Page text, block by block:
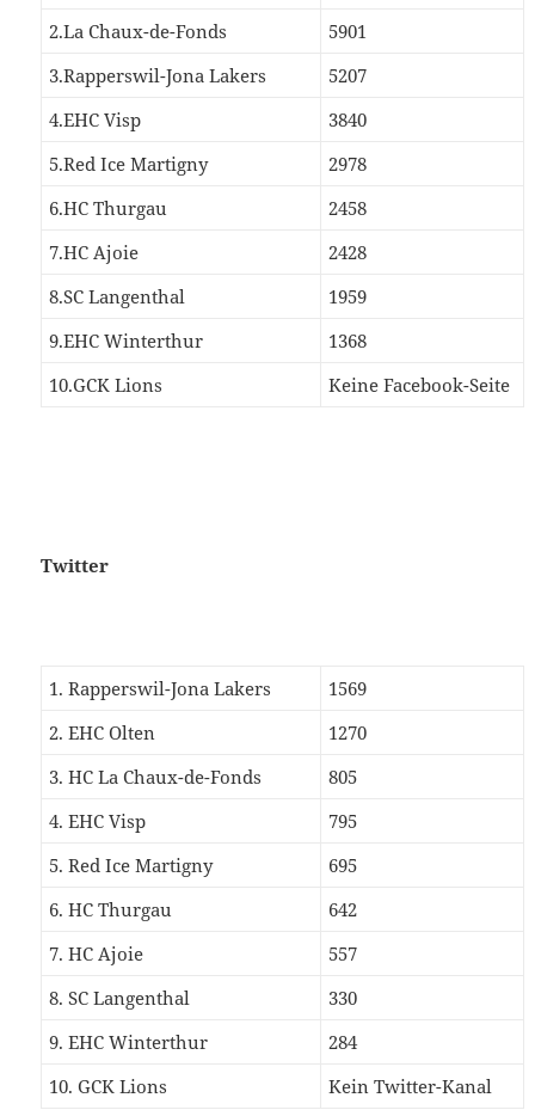
2.La Chaux-de-Fonds
5901
3.Rapperswil-Jona Lakers
5207
4.EHC Visp
3840
5.Red Ice Martigny
2978
6.HC Thurgau
2458
7.HC Ajoie
2428
8.SC Langenthal
1959
9.EHC Winterthur
1368
10.GCK Lions
Keine Facebook-Seite
Twitter
1. Rapperswil-Jona Lakers
1569
2. EHC Olten
1270
3. HC La Chaux-de-Fonds
805
4. EHC Visp
795
5. Red Ice Martigny
695
6. HC Thurgau
642
7. HC Ajoie
557
8. SC Langenthal
330
9. EHC Winterthur
284
10. GCK Lions
Kein Twitter-Kanal